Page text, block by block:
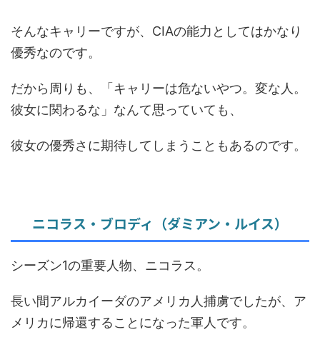
そんなキャリーですが、CIAの能力としてはかなり
優秀なのです。
だから周りも、「キャリーは危ないやつ。変な人。
彼女に関わるな」なんて思っていても、
彼女の優秀さに期待してしまうこともあるのです。
ニコラス・ブロディ（ダミアン・ルイス）
シーズン1の重要人物、ニコラス。
長い間アルカイーダのアメリカ人捕虜でしたが、ア
メリカに帰還することになった軍人です。